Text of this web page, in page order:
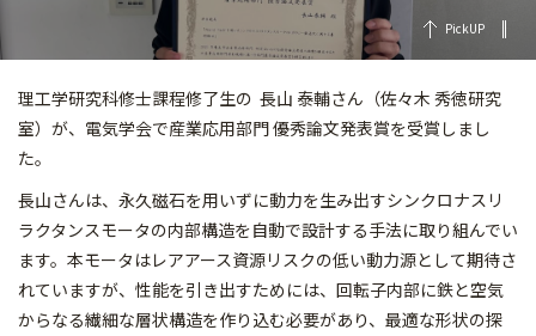
PickUP
理工学研究科修士課程修了生の 長山 泰輔さん（佐々木 秀徳研究
室）が、電気学会で産業応用部門 優秀論文発表賞を受賞しまし
た。
長山さんは、永久磁石を用いずに動力を生み出すシンクロナスリ
ラクタンスモータの内部構造を自動で設計する手法に取り組んでい
ます。本モータはレアアース資源リスクの低い動力源として期待さ
れていますが、性能を引き出すためには、回転子内部に鉄と空気
からなる繊細な層状構造を作り込む必要があり、 最適な形状の探